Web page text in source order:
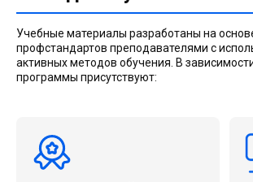
Учебные материалы разработаны на
профстандартов преподавателями с
активных методов обучения. В
программы присутствуют: